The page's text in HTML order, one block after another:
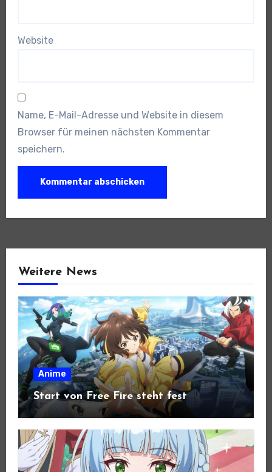
Website
Name, E-Mail-Adresse und Website in diesem
Browser für meinen nächsten Kommentar
speichern.
Weitere News
Anime
Start von Free Fire steht fest